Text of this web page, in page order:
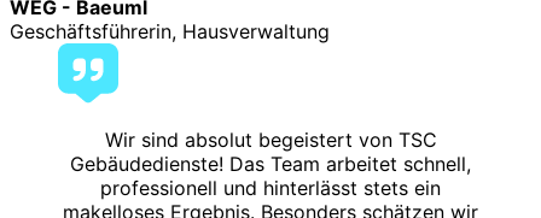
WEG - Baeuml
Geschäftsführerin, Hausverwaltung
Wir sind absolut begeistert von TSC
Gebäudedienste! Das Team arbeitet schnell,
professionell und hinterlässt stets ein
makelloses Ergebnis. Besonders schätzen wir